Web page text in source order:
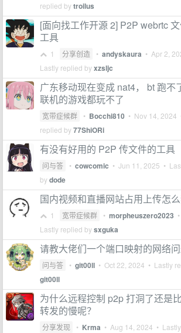
replied bytroilus
[面向找工作开源 2] P2P webrtc
工具
1 分享创造 • andyskaura • Apr 2,
Lastly replied byxzsljc
广东移动现在变成 nat4， bt 跑不
联机的游戏都玩不了
宽带症候群 • Bocchi810 • Nov 14, 2024
replied by77ShiORi
有没有好用的 P2P 传文件的工具
问与答 • cowcomic • Jun 11, 2025 •
bydode
国内视频和直播网站占用上传怎
1 宽带症候群 • morpheuszero2023 •
Lastly replied bysxguka
请教大佬们一个端口映射的网络
问与答 • git00ll • Oct 22, 2024 • Lastly
git00ll
为什么远程控制 p2p 打洞了还是
转发的慢呢？
分享发现 • Krma • Aug 14, 2024 •